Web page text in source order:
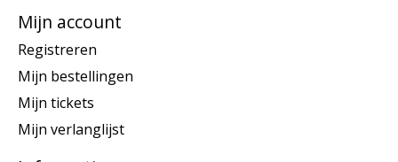
Mijn account
Registreren
Mijn bestellingen
Mijn tickets
Mijn verlanglijst